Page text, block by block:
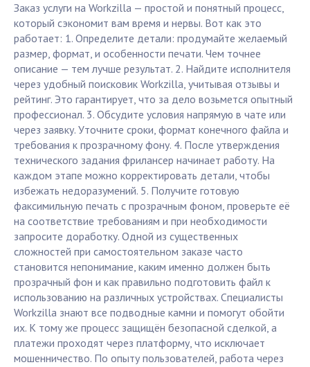
Заказ услуги на Workzilla — простой и понятный процесс,
который сэкономит вам время и нервы. Вот как это
работает: 1. Определите детали: продумайте желаемый
размер, формат, и особенности печати. Чем точнее
описание — тем лучше результат. 2. Найдите исполнителя
через удобный поисковик Workzilla, учитывая отзывы и
рейтинг. Это гарантирует, что за дело возьмется опытный
профессионал. 3. Обсудите условия напрямую в чате или
через заявку. Уточните сроки, формат конечного файла и
требования к прозрачному фону. 4. После утверждения
технического задания фрилансер начинает работу. На
каждом этапе можно корректировать детали, чтобы
избежать недоразумений. 5. Получите готовую
факсимильную печать с прозрачным фоном, проверьте её
на соответствие требованиям и при необходимости
запросите доработку. Одной из существенных
сложностей при самостоятельном заказе часто
становится непонимание, каким именно должен быть
прозрачный фон и как правильно подготовить файл к
использованию на различных устройствах. Специалисты
Workzilla знают все подводные камни и помогут обойти
их. К тому же процесс защищён безопасной сделкой, а
платежи проходят через платформу, что исключает
мошенничество. По опыту пользователей, работа через